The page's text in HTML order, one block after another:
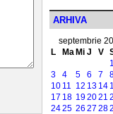
ARHIVA
septembrie
L
Ma Mi J V
1
3
4 5 6 7
10 11 12 13 14
17 18 192021
2425 26 27 28